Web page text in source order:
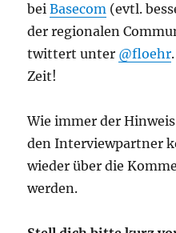
beiBasecom (evtl.
der regionalen
twittert unter @floehr
Zeit!
Wie immer der
den Interviewpartner
wieder über die
werden.